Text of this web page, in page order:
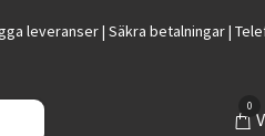
leveranser | Säkra betalningar |
0